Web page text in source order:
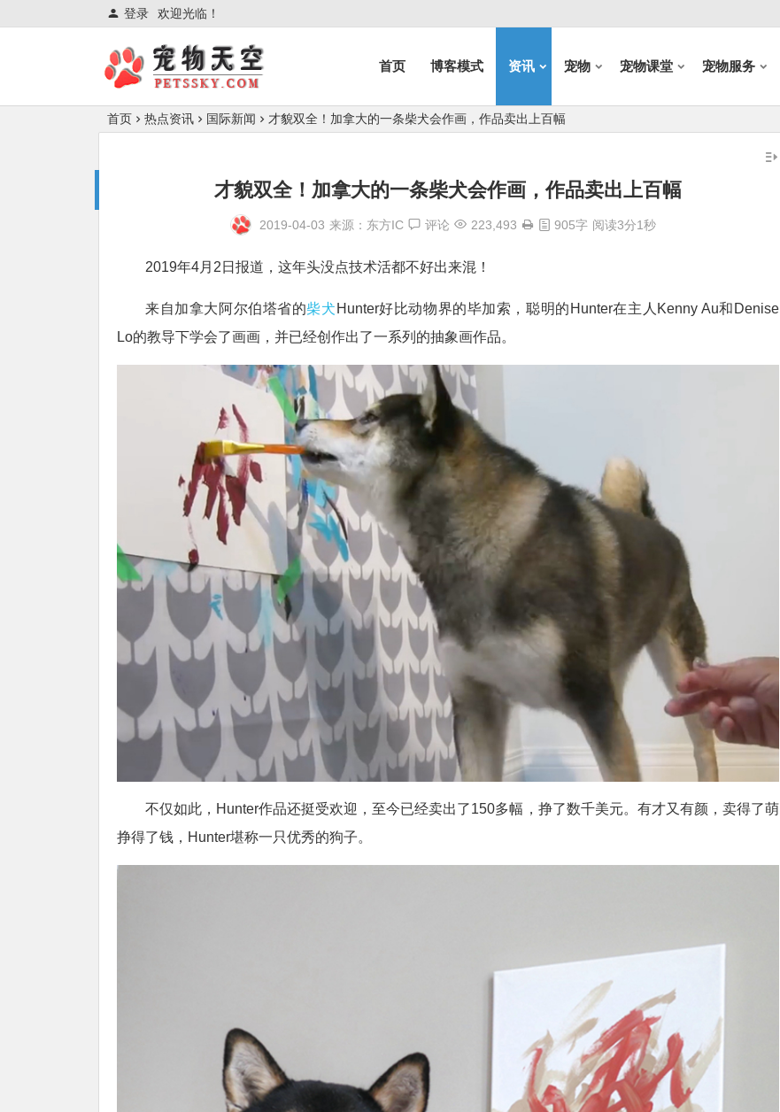
欢迎光临！
登录
首页 博客模式 资讯 宠物 宠物课堂 宠物服务
首页 热点资讯 国际新闻 才貌双全！加拿大的一条柴犬会作画，作品卖出上百幅
才貌双全！加拿大的一条柴犬会作画，作品卖出上百幅
2019-04-03 来源：东方IC 评论 223,493 905字 阅读3分1秒
2019年4月2日报道，这年头没点技术活都不好出来混！
来自加拿大阿尔伯塔省的柴犬 Hunter好比动物界的毕加索，聪明的Hunter在主人Kenny Au和Denise
Lo的教导下学会了画画，并已经创作出了一系列的抽象画作品。
不仅如此，Hunter作品还挺受欢迎，至今已经卖出了150多幅，挣了数千美元。有才又有颜，卖得了萌
挣得了钱，Hunter堪称一只优秀的狗子。